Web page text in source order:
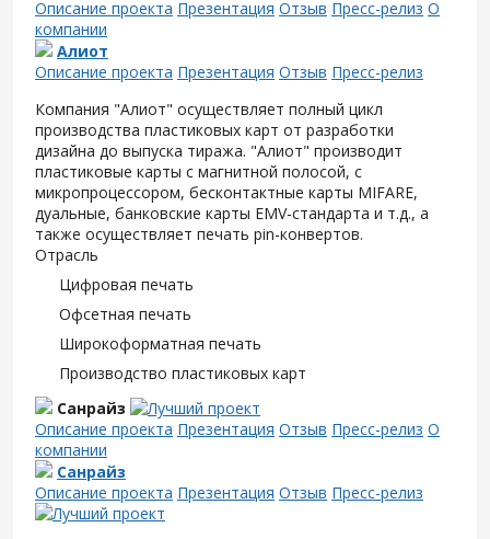
Описание проекта Презентация Отзыв Пресс-релиз О
компании
Алиот
Описание проекта Презентация Отзыв Пресс-релиз
Компания "Алиот" осуществляет полный цикл
производства пластиковых карт от разработки
дизайна до выпуска тиража. "Алиот" производит
пластиковые карты с магнитной полосой, с
микропроцессором, бесконтактные карты MIFARE,
дуальные, банковские карты EMV-стандарта и т.д., а
также осуществляет печать pin-конвертов.
Отрасль
Цифровая печать
Офсетная печать
Широкоформатная печать
Производство пластиковых карт
Санрайз
Описание проекта Презентация Отзыв Пресс-релиз О
компании
Санрайз
Описание проекта Презентация Отзыв Пресс-релиз